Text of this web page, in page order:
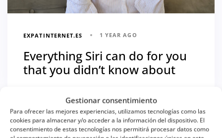
Gestionar consentimiento
Para ofrecer las mejores experiencias, utilizamos tecnologías como las
cookies para almacenar y/o acceder a la información del dispositivo. El
consentimiento de estas tecnologías nos permitirá procesar datos como
EXPATINTERNET.ES 1 YEAR AGO
Everything Siri can do for you
that you didn’t know about
EXPATINTERNET.ES 1 YEAR AGO